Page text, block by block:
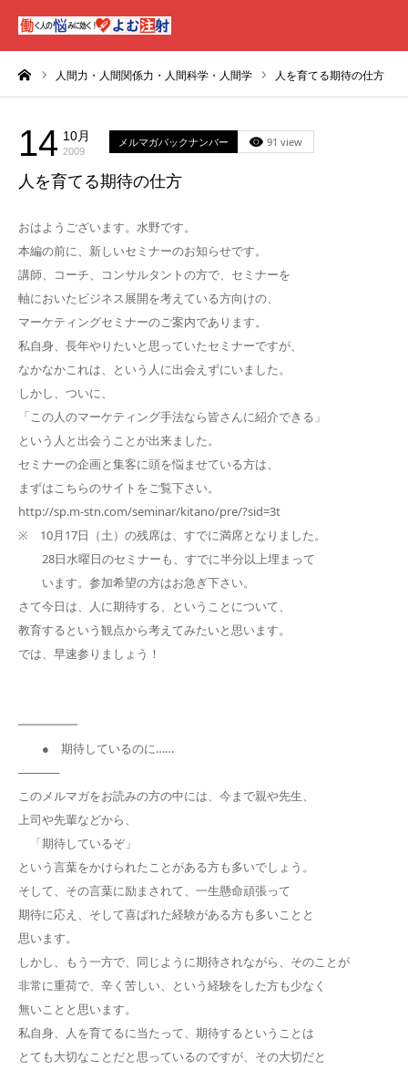
人間力・人間関係力・人間科学・人間学 人を育てる期待の仕方
14 10月
2009
メルマガバックナンバー 91 view
人を育てる期待の仕方
おはようございます。水野です。
本編の前に、新しいセミナーのお知らせです。
講師、コーチ、コンサルタントの方で、セミナーを
軸においたビジネス展開を考えている方向けの、
マーケティングセミナーのご案内であります。
私自身、長年やりたいと思っていたセミナーですが、
なかなかこれは、という人に出会えずにいました。
しかし、ついに、
「この人のマーケティング手法なら皆さんに紹介できる」
という人と出会うことが出来ました。
セミナーの企画と集客に頭を悩ませている方は、
まずはこちらのサイトをご覧下さい。
http://sp.m-stn.com/seminar/kitano/pre/?sid=3t
※ 10月17日（土）の残席は、すでに満席となりました。
28日水曜日のセミナーも、すでに半分以上埋まって
います。参加希望の方はお急ぎ下さい。
さて今日は、人に期待する、ということについて、
教育するという観点から考えてみたいと思います。
では、早速参りましょう！
━━━━━
● 期待しているのに……
─────
このメルマガをお読みの方の中には、今まで親や先生、
上司や先輩などから、
「期待しているぞ」
という言葉をかけられたことがある方も多いでしょう。
そして、その言葉に励まされて、一生懸命頑張って
期待に応え、そして喜ばれた経験がある方も多いことと
思います。
しかし、もう一方で、同じように期待されながら、そのことが
非常に重荷で、辛く苦しい、という経験をした方も少なく
無いことと思います。
私自身、人を育てるに当たって、期待するということは
とても大切なことだと思っているのですが、その大切だと